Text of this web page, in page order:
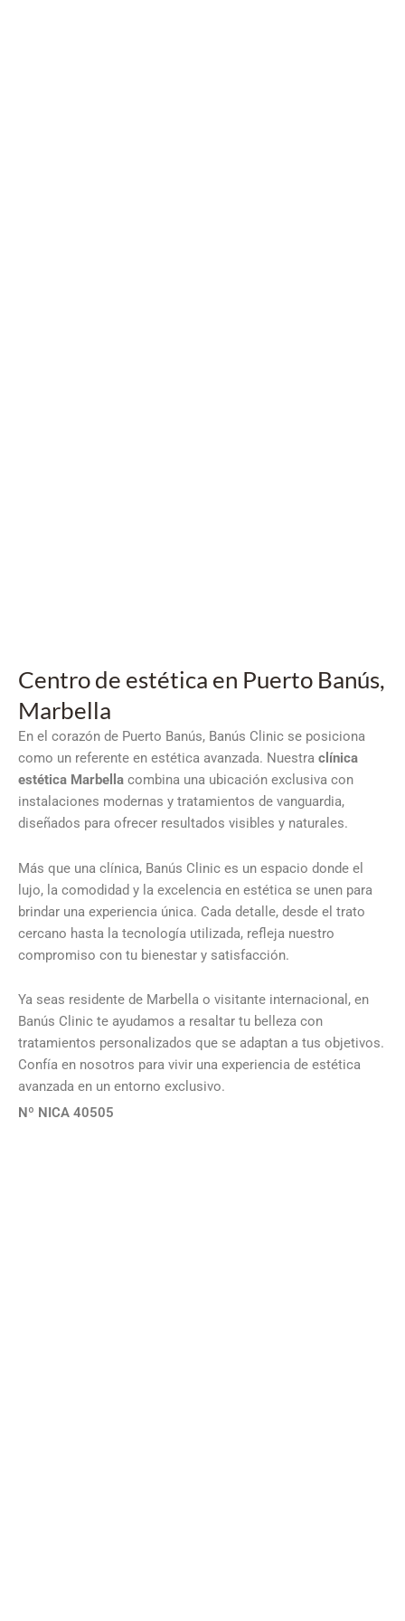
Centro de estética en Puerto Banús,
Marbella
En el corazón de Puerto Banús, Banús Clinic se posiciona
como un referente en estética avanzada. Nuestra clínica
estética Marbella combina una ubicación exclusiva con
instalaciones modernas y tratamientos de vanguardia,
diseñados para ofrecer resultados visibles y naturales.
Más que una clínica, Banús Clinic es un espacio donde el
lujo, la comodidad y la excelencia en estética se unen para
brindar una experiencia única. Cada detalle, desde el trato
cercano hasta la tecnología utilizada, refleja nuestro
compromiso con tu bienestar y satisfacción.
Ya seas residente de Marbella o visitante internacional, en
Banús Clinic te ayudamos a resaltar tu belleza con
tratamientos personalizados que se adaptan a tus objetivos.
Confía en nosotros para vivir una experiencia de estética
avanzada en un entorno exclusivo.
Nº NICA 40505